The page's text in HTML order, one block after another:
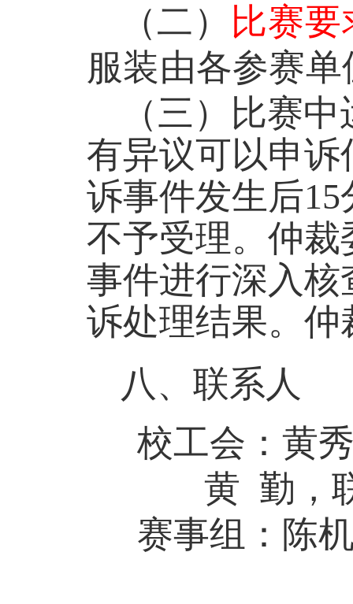
（二） 比赛
服装由各参赛
（三）
比赛
有异议可以申诉
诉事件发生后15
不予受理。仲
事件进行深入
诉处理结果。
八、联系人
校工会： 黄
黄 勤 ，
赛事组： 陈